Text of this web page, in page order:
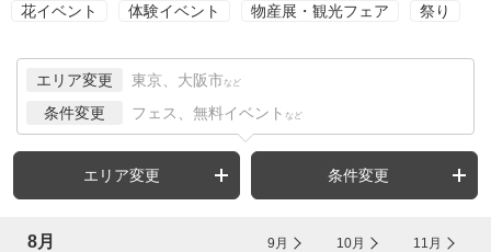
花イベント 体験イベント 物産展・観光フェア 祭り
エリア変更 東京、大阪市 など
条件変更 フェス、無料イベント など
エリア変更 条件変更
8月 9月 10月 11月